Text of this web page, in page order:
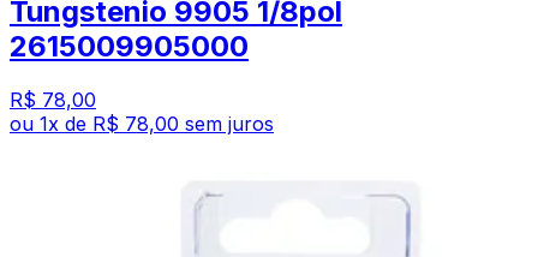
Tungstenio 9905 1/8pol
2615009905000
R$ 78,00
ou 1x de R$ 78,00 sem juros